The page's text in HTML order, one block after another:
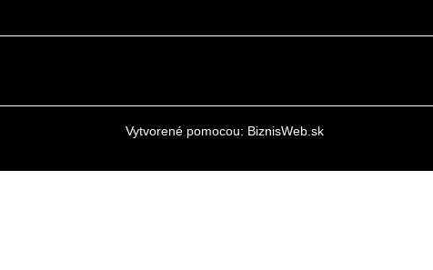
Vytvorené pomocou: BiznisWeb.sk